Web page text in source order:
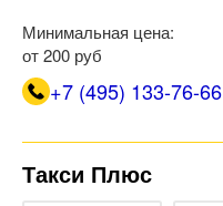
Минимальная цена:
от 200 руб
+7 (495) 133-76-66
Такси Плюс